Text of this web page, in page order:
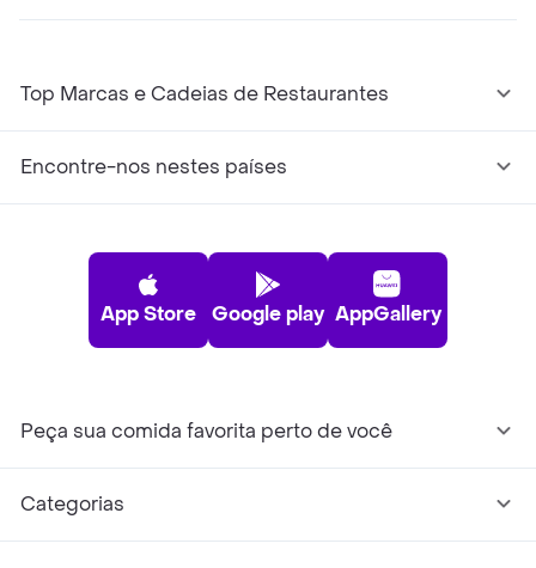
Top Marcas e Cadeias de Restaurantes
Encontre-nos nestes países
App Store Google play AppGallery
Peça sua comida favorita perto de você
Categorias